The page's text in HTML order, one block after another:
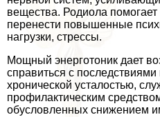
вещества. Родиола
перенести повышенные
нагрузки, стрессы.
Мощный энерготоник дает
справиться с
хронической усталостью,
профилактическим
обусловленных снижением